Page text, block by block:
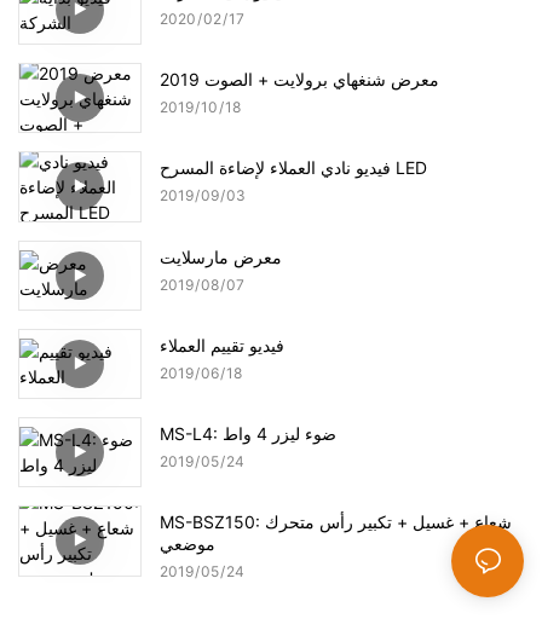
2020 02 17
2019 معرض شنغهاي برولايت + الصوت
2019 10 18
فيديو نادي العملاء لإضاءة المسرح LED
2019 09 03
معرض مارسلايت
2019 08 07
فيديو تقييم العملاء
2019 06 18
MS-L4: ضوء ليزر 4 واط
2019 05 24
MS-BSZ150: شعاع + غسيل + تكبير رأس متحرك
موضعي
2019 05 24